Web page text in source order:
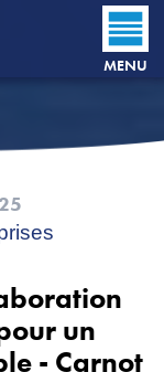
MENU
un
- Carnot